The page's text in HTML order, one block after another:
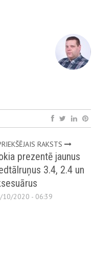
RAKSTS
prezentē jaunus
3.4, 2.4 un
10/2020 - 06:39